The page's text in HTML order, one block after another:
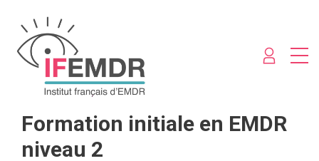
Formation initiale en EMDR
niveau 2